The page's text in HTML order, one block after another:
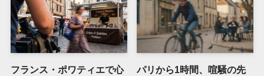
フランス・ポワティエで心
パリから1時間、喧騒の先